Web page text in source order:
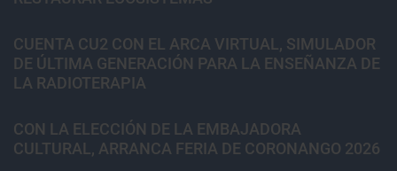
CUENTA CU2 CON EL ARCA VIRTUAL, SIMULADOR
DE ÚLTIMA GENERACIÓN PARA LA ENSEÑANZA DE
LA RADIOTERAPIA
CON LA ELECCIÓN DE LA EMBAJADORA
CULTURAL, ARRANCA FERIA DE CORONANGO 2026